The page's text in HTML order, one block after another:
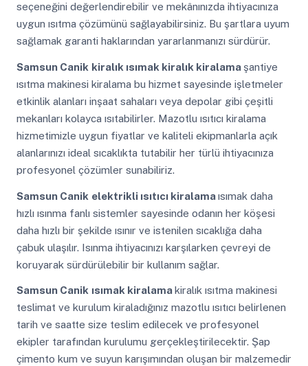
seçeneğini değerlendirebilir ve mekânınızda ihtiyacınıza
uygun ısıtma çözümünü sağlayabilirsiniz. Bu şartlara uyum
sağlamak garanti haklarından yararlanmanızı sürdürür.
Samsun Canik kiralık ısımak kiralık kiralama şantiye
ısıtma makinesi kiralama bu hizmet sayesinde işletmeler
etkinlik alanları inşaat sahaları veya depolar gibi çeşitli
mekanları kolayca ısıtabilirler. Mazotlu ısıtıcı kiralama
hizmetimizle uygun fiyatlar ve kaliteli ekipmanlarla açık
alanlarınızı ideal sıcaklıkta tutabilir her türlü ihtiyacınıza
profesyonel çözümler sunabiliriz.
Samsun Canik elektrikli ısıtıcı kiralamaısımak daha
hızlı ısınma fanlı sistemler sayesinde odanın her köşesi
daha hızlı bir şekilde ısınır ve istenilen sıcaklığa daha
çabuk ulaşılır. Isınma ihtiyacınızı karşılarken çevreyi de
koruyarak sürdürülebilir bir kullanım sağlar.
Samsun Canik ısımak kiralamakiralık ısıtma makinesi
teslimat ve kurulum kiraladığınız mazotlu ısıtıcı belirlenen
tarih ve saatte size teslim edilecek ve profesyonel
ekipler tarafından kurulumu gerçekleştirilecektir. Şap
çimento kum ve suyun karışımından oluşan bir malzemedir